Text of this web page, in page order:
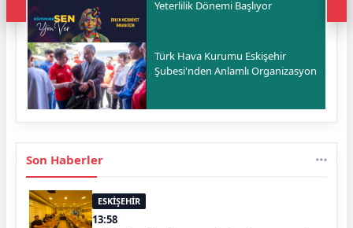
Yeterlilik Dönemi Başlıyor
Türk Hava Kurumu Eskişehir
Şubesi'nden Anlamlı Organizasyon
Son Haberler
ESKİŞEHİR
13:58